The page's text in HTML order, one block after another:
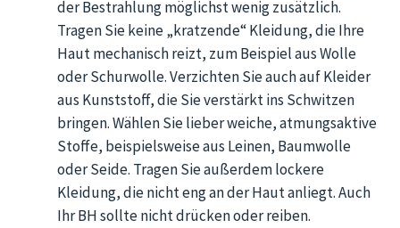
der Bestrahlung möglichst wenig zusätzlich.
Tragen Sie keine „kratzende“ Kleidung, die Ihre
Haut mechanisch reizt, zum Beispiel aus Wolle
oder Schurwolle. Verzichten Sie auch auf Kleider
aus Kunststoff, die Sie verstärkt ins Schwitzen
bringen. Wählen Sie lieber weiche, atmungsaktive
Stoffe, beispielsweiseaus Leinen, Baumwolle
oder Seide. Tragen Sie außerdem lockere
Kleidung, die nicht eng an der Haut anliegt. Auch
Ihr BH sollte nicht drücken oder reiben.